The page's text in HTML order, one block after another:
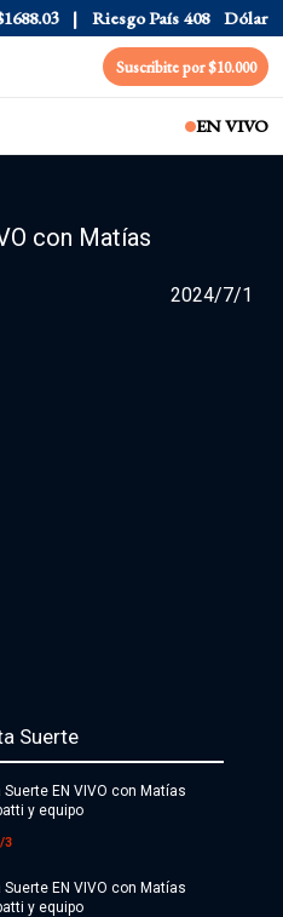
Riesgo País 408 Dólar
Suscribite por $10.000
EN VIVO
con Matías
2024/7/1
Suerte
EN VIVO con Matías
y equipo
3
EN VIVO con Matías
y equipo